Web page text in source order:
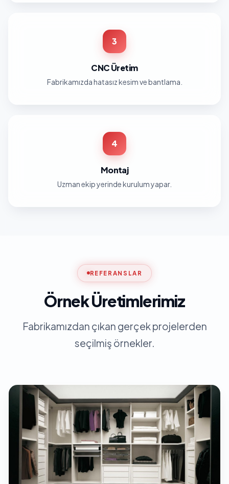
3
CNC Üretim
Fabrikamızda hatasız kesim ve bantlama.
4
Montaj
Uzman ekip yerinde kurulum yapar.
REFERANSLAR
Örnek Üretimlerimiz
Fabrikamızdan çıkan gerçek projelerden
seçilmiş örnekler.